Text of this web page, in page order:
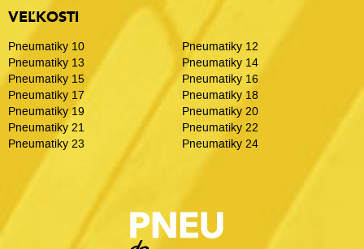
VEĽKOSTI
Pneumatiky 10
Pneumatiky 12
Pneumatiky 13
Pneumatiky 14
Pneumatiky 15
Pneumatiky 16
Pneumatiky 17
Pneumatiky 18
Pneumatiky 19
Pneumatiky 20
Pneumatiky 21
Pneumatiky 22
Pneumatiky 23
Pneumatiky 24